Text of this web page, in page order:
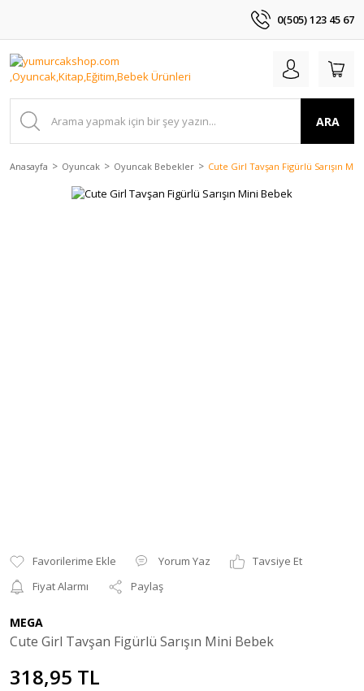
0(505) 123 45 67
ARA
Anasayfa Oyuncak Oyuncak Bebekler Cute Girl Tavşan Figürlü Sarışın
Yorum Yaz
Tavsiye Et
Fiyat Alarmı
Paylaş
MEGA
Cute Girl Tavşan Figürlü Sarışın Mini Bebek
318,95 TL